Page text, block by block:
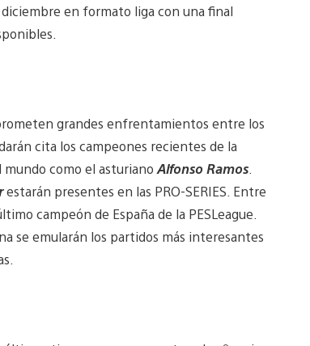
en formato liga con una final
grandes enfrentamientos entre los
cita los campeones recientes de la
como el asturiano Alfonso Ramos
estarán presentes en las PRO-SERIES. Entre
campeón de España de la PESLeague.
se emularán los partidos más interesantes